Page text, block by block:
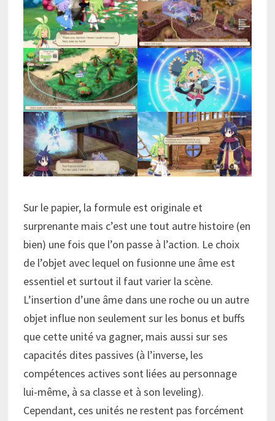
Sur le papier, la formule est originale et
surprenante mais c’est une tout autre histoire (en
bien) une fois que l’on passe à l’action. Le choix
de l’objet avec lequel on fusionne une âme est
essentiel et surtout il faut varier la scène.
L’insertion d’une âme dans une roche ou un autre
objet influe non seulement sur les bonus et buffs
que cette unité va gagner, mais aussi sur ses
capacités dites passives (à l’inverse, les
compétences actives sont liées au personnage
lui-même, à sa classe et à son leveling).
Cependant, ces unités ne restent pas forcément